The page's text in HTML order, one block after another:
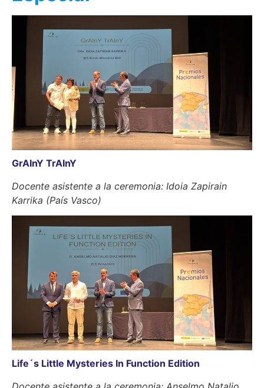
GrAInY TrAInY
Docente asistente a la ceremonia: Idoia Zapirain
Karrika (País Vasco)
Life´s Little Mysteries In Function Edition